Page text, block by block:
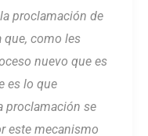
proclamación de
que, como les
nuevo que es
es lo que
proclamación se
este mecanismo